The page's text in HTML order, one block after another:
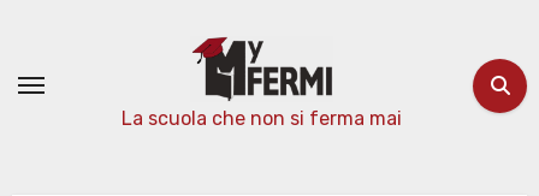
contenuto
La scuola che non si ferma mai